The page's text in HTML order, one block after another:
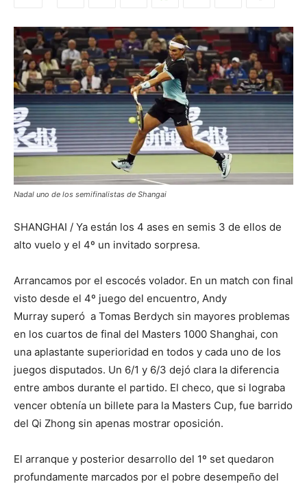
Nadal uno de los semifinalistas de Shangai
SHANGHAI / Ya están los 4 ases en semis 3 de ellos de
alto vuelo y el 4º un invitado sorpresa.
Arrancamos por el escocés volador. En un match con final
visto desde el 4º juego del encuentro, Andy
Murray superó a Tomas Berdych sin mayores problemas
en los cuartos de final del Masters 1000 Shanghai, con
una aplastante superioridad en todos y cada uno de los
juegos disputados. Un 6/1 y 6/3 dejó clara la diferencia
entre ambos durante el partido. El checo, que si lograba
vencer obtenía un billete para la Masters Cup, fue barrido
del Qi Zhong sin apenas mostrar oposición.
El arranque y posterior desarrollo del 1º set quedaron
profundamente marcados por el pobre desempeño del